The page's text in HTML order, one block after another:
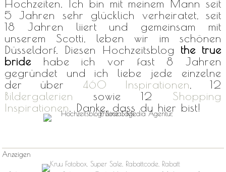
Hochzeiten. Ich bin mit meinem Mann seit
5 Jahren sehr glücklich verheiratet, seit
18 Jahren liiert und gemeinsam mit
unserem Scotti, leben wir im schönen
Düsseldorf. Diesen Hochzeitsblog the true
bride habe ich vor fast 8 Jahren
gegründet und ich liebe jede einzelne
der über 460 Inspirationen, 12
Bildergalerien sowie 12 Shopping
Inspirationen. Danke, dass du hier bist!
Anzeigen